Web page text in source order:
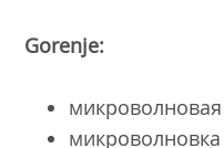
Gorenje: